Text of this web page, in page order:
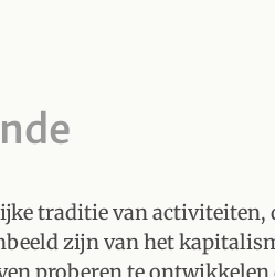
traditie van activiteiten,
zijn van het